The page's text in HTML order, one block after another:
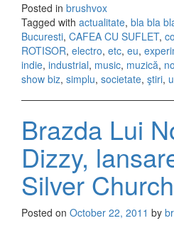
Posted in brushvox
Tagged with actualitate, bla bla
Bucuresti, CAFEA CU SUFLET,
ROTISOR, electro, etc, eu,
indie, industrial, music, muzică,
show biz, simplu, societate, ştiri,
Brazda Lui
Dizzy,
Silver Church
Posted on October 22, 2011 by